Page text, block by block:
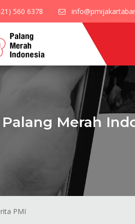
560 6378
Merah
PMI